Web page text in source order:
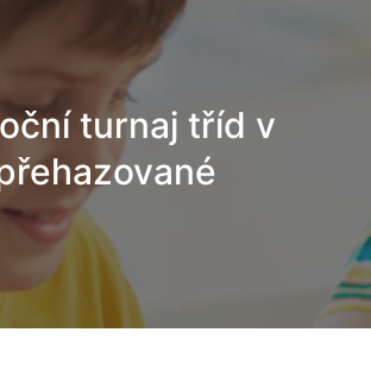
turnaj tříd v